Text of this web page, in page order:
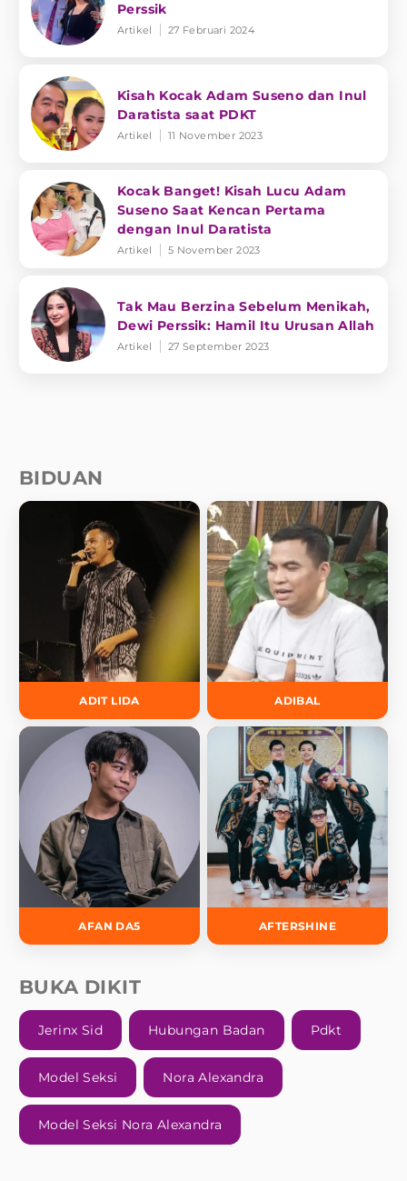
Perssik
Artikel 27 Februari 2024
Kisah Kocak Adam Suseno dan Inul
Daratista saat PDKT
Artikel 11 November 2023
Kocak Banget! Kisah Lucu Adam
Suseno Saat Kencan Pertama
dengan Inul Daratista
Artikel 5 November 2023
Tak Mau Berzina Sebelum Menikah,
Dewi Perssik: Hamil Itu Urusan Allah
Artikel 27 September 2023
BIDUAN
ADIT LIDA ADIBAL
AFAN DA5 AFTERSHINE
BUKA DIKIT
Jerinx Sid Hubungan Badan Pdkt
Model Seksi Nora Alexandra
Model Seksi Nora Alexandra